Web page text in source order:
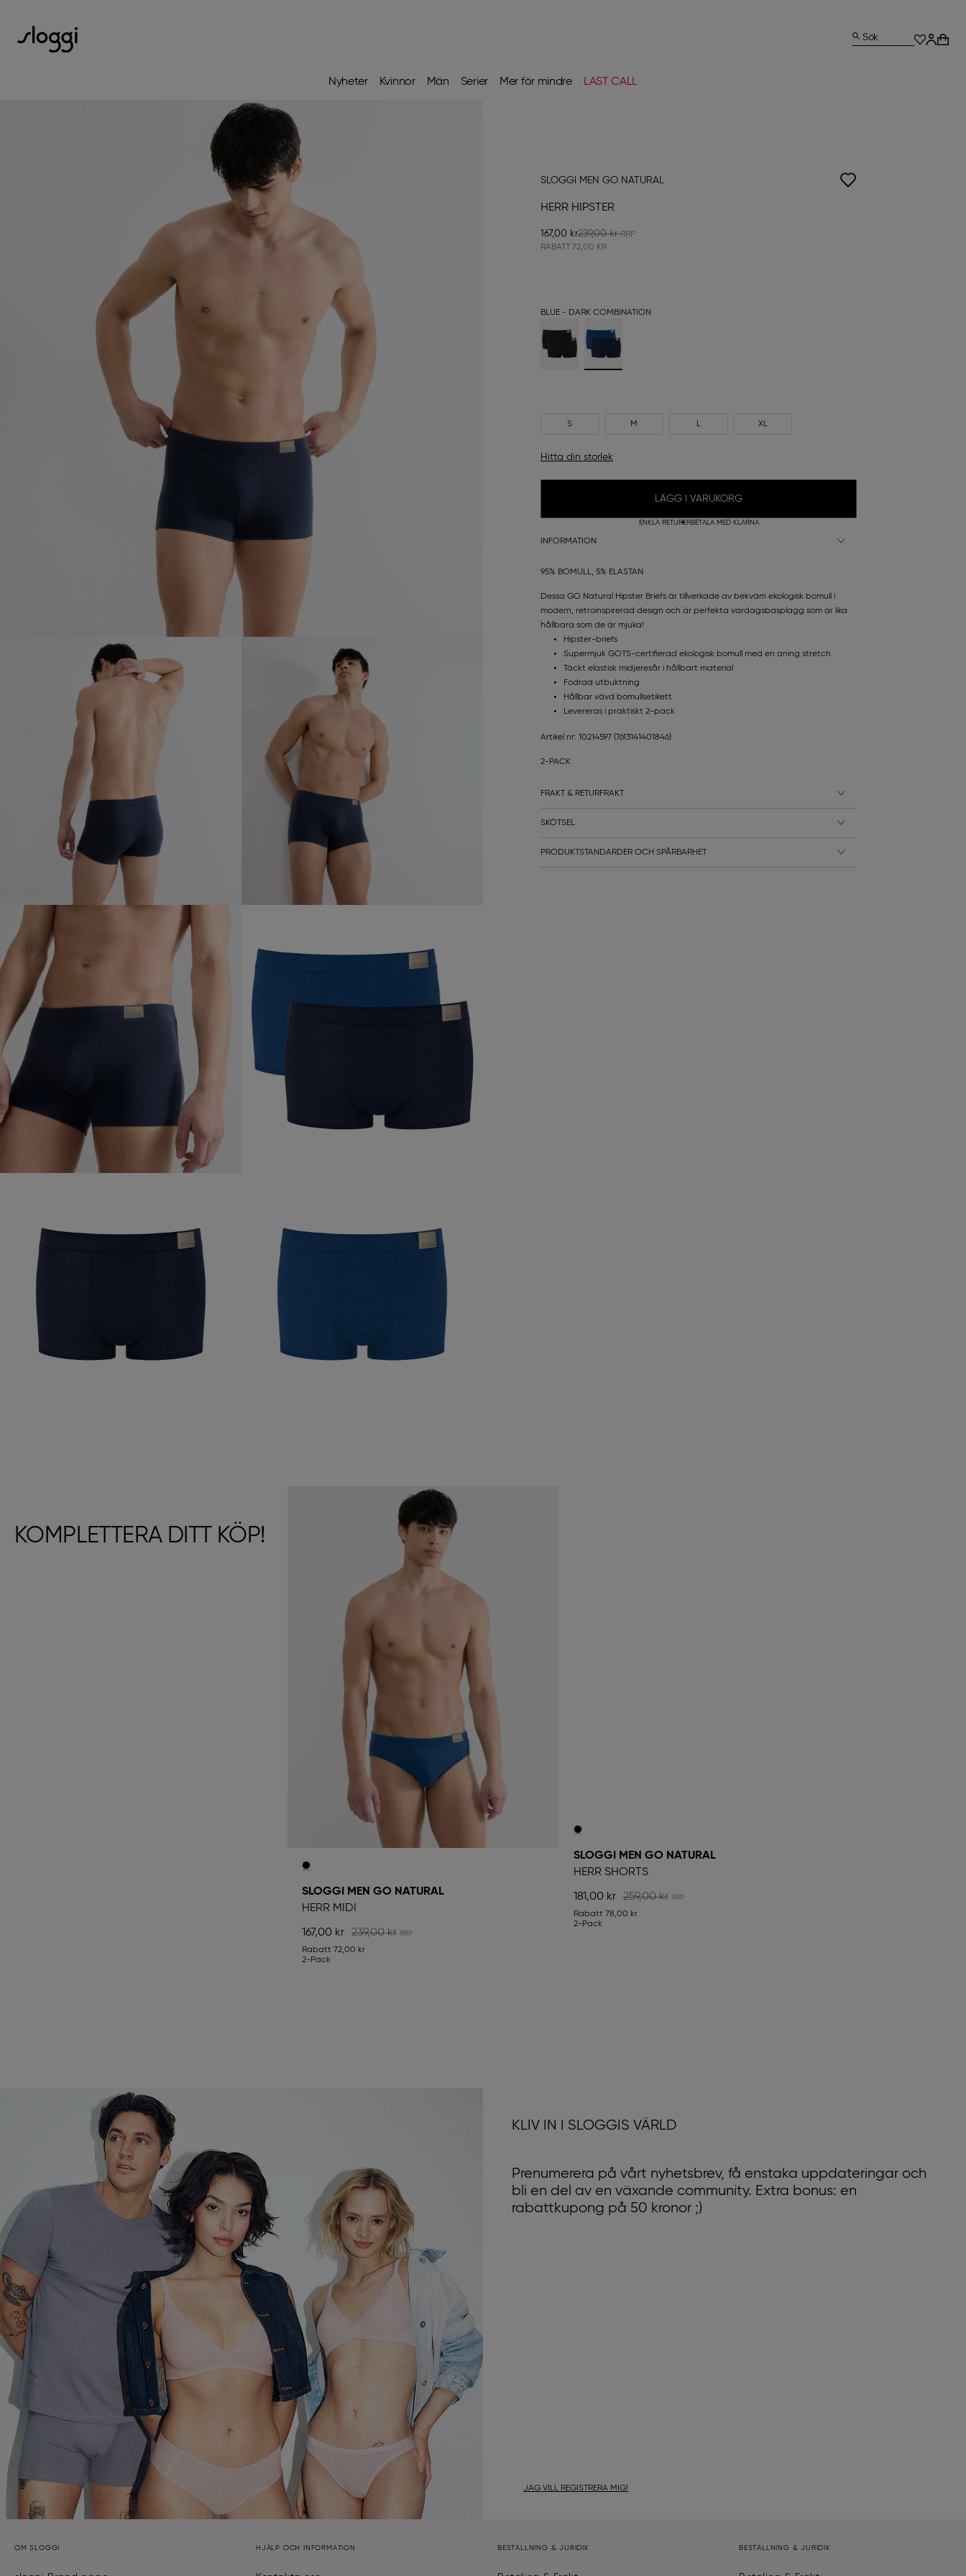
Nyheter Kvinnor Män Serier Mer för mindre LAST CALL
Sök
SLOGGI MEN GO NATURAL
HERR HIPSTER
167,00 kr239,00 kr
RABATT 72,00 KR
BLUE - DARK COMBINATION
S M L XL
Hitta din storlek
LÄGG I VARUKORG
ENKLA RETURERBETALA MED KLARNA
INFORMATION
95% BOMULL, 5% ELASTAN
Dessa GO Natural Hipster Briefs är tillverkade av bekväm ekologisk bomull i
modern, retroinspirerad design och är perfekta vardagsbasplagg som är lika
hållbara som de är mjuka!
Hipster-briefs
Supermjuk GOTS-certifierad ekologisk bomull med en aning stretch
Täckt elastisk midjeresår i hållbart material
Fodrad utbuktning
Hållbar vävd bomullsetikett
Levereras i praktiskt 2-pack
Artikel nr: 10214597 (7613141401846)
2-PACK
FRAKT & RETURFRAKT
SKÖTSEL
PRODUKTSTANDARDER OCH SPÅRBARHET
KOMPLETTERA DITT KÖP!
SLOGGI MEN GO NATURAL
HERR MIDI
167,00 kr 239,00 kr
Rabatt 72,00 kr
2-Pack
SLOGGI MEN GO NATURAL
HERR SHORTS
KLIV IN I SLOGGIS VÄRLD
Prenumerera på vårt nyhetsbrev, få enstaka uppdateringar och
bli en del av en växande community. Extra bonus: en
rabattkupong på 50 kronor ;)
JAG VILL REGISTRERA MIG!
OM SLOGGI HJÄLP OCH INFORMATION BESTÄLLNING & JURIDIK BESTÄLLNING & JURIDIK